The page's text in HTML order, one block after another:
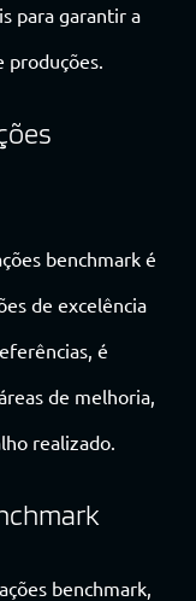
para garantir a
benchmark é
de excelência
é
de melhoria,
realizado.
benchmark,